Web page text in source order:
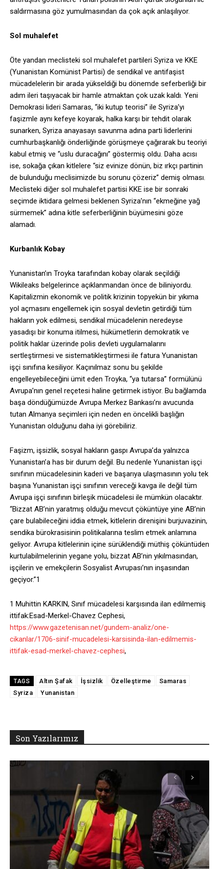
saldırmasına göz yumulmasından da çok açık anlaşılıyor.
Sol muhalefet
Öte yandan meclisteki sol muhalefet partileri Syriza ve KKE
(Yunanistan Komünist Partisi) de sendikal ve antifaşist
mücadelelerin bir arada yükseldiği bu dönemde seferberliği bir
adım ileri taşıyacak bir hamle atmaktan çok uzak kaldı. Yeni
Demokrasi lideri Samaras, “iki kutup teorisi” ile Syriza’yı
faşizmle aynı kefeye koyarak, halka karşı bir tehdit olarak
sunarken, Syriza anayasayı savunma adına parti liderlerini
cumhurbaşkanlığı önderliğinde görüşmeye çağırarak bu teoriyi
kabul etmiş ve “uslu duracağını” göstermiş oldu. Daha acısı
ise, sokağa çıkan kitlelere “siz evinize dönün, biz ırkçı partinin
de bulunduğu meclisimizde bu sorunu çözeriz” demiş olması.
Meclisteki diğer sol muhalefet partisi KKE ise bir sonraki
seçimde iktidara gelmesi beklenen Syriza’nın “ekmeğine yağ
sürmemek” adına kitle seferberliğinin büyümesini göze
alamadı.
Kurbanlık Kobay
Yunanistan’ın Troyka tarafından kobay olarak seçildiği
Wikileaks belgelerince açıklanmandan önce de biliniyordu.
Kapitalizmin ekonomik ve politik krizinin topyekün bir yıkıma
yol açmasını engellemek için sosyal devletin getirdiği tüm
hakların yok edilmesi, sendikal mücadelenin neredeyse
yasadışı bir konuma itilmesi, hükümetlerin demokratik ve
politik haklar üzerinde polis devleti uygulamalarını
sertleştirmesi ve sistematikleştirmesi ile fatura Yunanistan
işçi sınıfına kesiliyor. Kaçınılmaz sonu bu şekilde
engelleyebileceğini ümit eden Troyka, “ya tutarsa” formülünü
Avrupa’nın genel reçetesi haline getirmek istiyor. Bu bağlamda
başa döndüğümüzde Avrupa Merkez Bankası’nı avucunda
tutan Almanya seçimleri için neden en öncelikli başlığın
Yunanistan olduğunu daha iyi görebiliriz.
Faşizm, işsizlik, sosyal hakların gaspı Avrupa’da yalnızca
Yunanistan’a has bir durum değil. Bu nedenle Yunanistan işçi
sınıfının mücadelesinin kaderi ve başarıya ulaşmasının yolu tek
başına Yunanistan işçi sınıfının vereceği kavga ile değil tüm
Avrupa işçi sınıfının birleşik mücadelesi ile mümkün olacaktır.
“Bizzat AB’nin yaratmış olduğu mevcut çöküntüye yine AB’nin
çare bulabileceğini iddia etmek, kitlelerin direnişini burjuvazinin,
sendika bürokrasisinin politikalarına teslim etmek anlamına
geliyor. Avrupa kitlelerinin içine sürüklendiği müthiş çöküntüden
kurtulabilmelerinin yegane yolu, bizzat AB’nin yıkılmasından,
işçilerin ve emekçilerin Sosyalist Avrupası’nın inşasından
geçiyor.”1
1 Muhittin KARKIN, Sınıf mücadelesi karşısında ilan edilmemiş
ittifak:Esad-Merkel-Chavez Cephesi,
https://www.gazetenisan.net/gundem-analiz/one-
cikanlar/1706-sinif-mucadelesi-karsisinda-ilan-edilmemis-
ittifak-esad-merkel-chavez-cephesi,
TAGS Altın Şafak İşsizlik Özelleştirme
Samaras
Syriza
Yunanistan
Son Yazılarımız